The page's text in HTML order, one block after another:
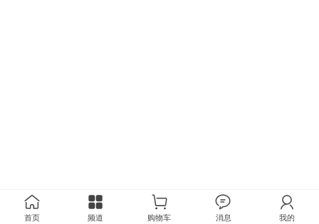
首页 频道 购物车 消息 我的